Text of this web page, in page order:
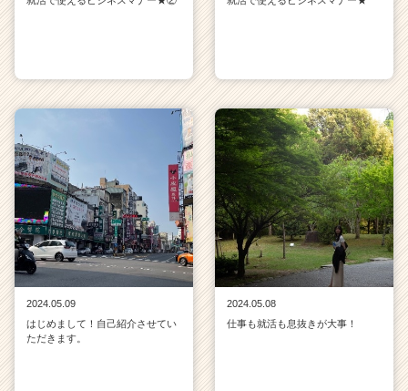
2024.05.09
はじめまして！自己紹介させてい
ただきます。
2024.05.08
仕事も就活も息抜きが大事！